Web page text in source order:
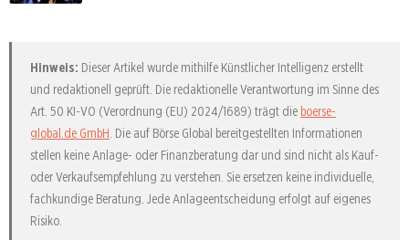
Hinweis: Dieser Artikel wurde mithilfe Künstlicher Intelligenz erstellt
und redaktionell geprüft. Die redaktionelle Verantwortung im Sinne des
Art. 50 KI-VO (Verordnung (EU) 2024/1689) trägt die boerse-
global.de GmbH. Die auf Börse Global bereitgestellten Informationen
stellen keine Anlage- oder Finanzberatung dar und sind nicht als Kauf-
oder Verkaufsempfehlung zu verstehen. Sie ersetzen keine individuelle,
fachkundige Beratung. Jede Anlageentscheidung erfolgt auf eigenes
Risiko.